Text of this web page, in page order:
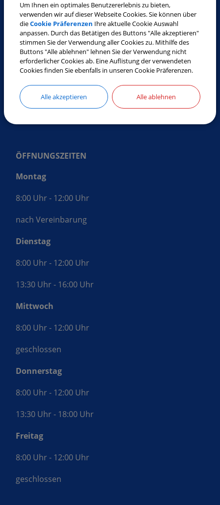
SO ERREICHEN SIE UNS
Gemeinde Laberweinting
Landshuter Straße 32
84082 Laberweinting
Fax:
08772 9619-30
E-Mail:gemeinde@laberweinting.de
ÖFFNUNGSZEITEN
Montag
8:00 Uhr - 12:00 Uhr
nach Vereinbarung
Dienstag
8:00 Uhr - 12:00 Uhr
13:30 Uhr - 16:00 Uhr
Mittwoch
8:00 Uhr - 12:00 Uhr
geschlossen
Donnerstag
8:00 Uhr - 12:00 Uhr
13:30 Uhr - 18:00 Uhr
Freitag
8:00 Uhr - 12:00 Uhr
geschlossen
Um Ihnen ein optimales Benutzererlebnis zu bieten,
verwenden wir auf dieser Webseite Cookies. Sie können über
dieCookie Präferenzen Ihre aktuelle Cookie Auswahl
anpassen. Durch das Betätigen des Buttons "Alle akzeptieren"
stimmen Sie der Verwendung aller Cookies zu. Mithilfe des
Buttons "Alle ablehnen" lehnen Sie der Verwendung nicht
erforderlicher Cookies ab. Eine Auflistung der verwendeten
Cookies finden Sie ebenfalls in unseren Cookie Präferenzen.
Alle akzeptieren Alle ablehnen